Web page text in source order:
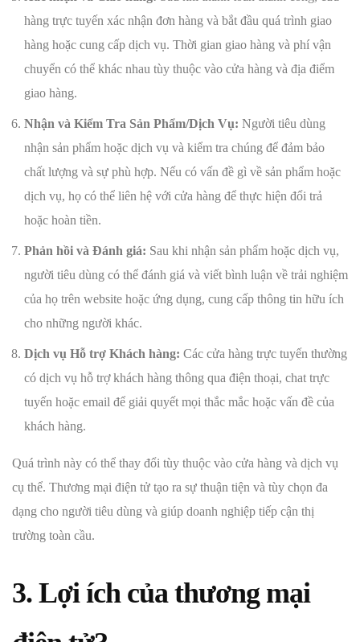
hàng trực tuyến xác nhận đơn hàng và bắt đầu quá trình giao
hàng hoặc cung cấp dịch vụ. Thời gian giao hàng và phí vận
chuyển có thể khác nhau tùy thuộc vào cửa hàng và địa điểm
giao hàng.
Nhận và Kiểm Tra Sản Phẩm/Dịch Vụ: Người tiêu dùng
nhận sản phẩm hoặc dịch vụ và kiểm tra chúng để đảm bảo
chất lượng và sự phù hợp. Nếu có vấn đề gì về sản phẩm hoặc
dịch vụ, họ có thể liên hệ với cửa hàng để thực hiện đổi trả
hoặc hoàn tiền.
Phản hồi và Đánh giá: Sau khi nhận sản phẩm hoặc dịch vụ,
người tiêu dùng có thể đánh giá và viết bình luận về trải nghiệm
của họ trên website hoặc ứng dụng, cung cấp thông tin hữu ích
cho những người khác.
Dịch vụ Hỗ trợ Khách hàng: Các cửa hàng trực tuyến thường
có dịch vụ hỗ trợ khách hàng thông qua điện thoại, chat trực
tuyến hoặc email để giải quyết mọi thắc mắc hoặc vấn đề của
khách hàng.
Quá trình này có thể thay đổi tùy thuộc vào cửa hàng và dịch vụ
cụ thể. Thương mại điện tử tạo ra sự thuận tiện và tùy chọn đa
dạng cho người tiêu dùng và giúp doanh nghiệp tiếp cận thị
trường toàn cầu.
3. Lợi ích của thương mại